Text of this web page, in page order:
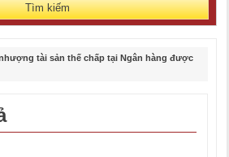
Tìm kiếm
tài sản thế chấp tại Ngân hàng được